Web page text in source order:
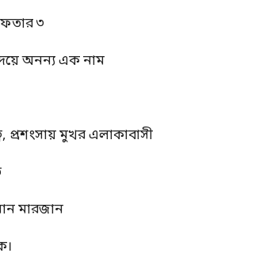
৩
অনন্য এক নাম
প্রশংসায় মুখর এলাকাবাসী
মারজান